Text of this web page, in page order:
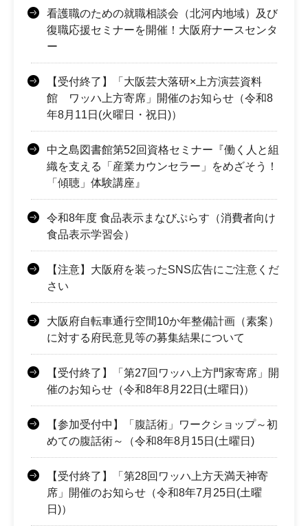
看護職のための就職相談会（北河内地域）及び
復職応援セミナーを開催！大阪府ナースセンタ
ー
【受付終了】「大阪芸大落研×上方演芸資料
館 ワッハ上方寄席」開催のお知らせ（令和8
年8月11日(火曜日・祝日)）
中之島図書館第52回資格セミナー『働く人と組
織を支える「産業カウンセラー」をめざそう！
「傾聴」体験講座』
令和8年度 食品表示まなびぷらす（消費者向け
食品表示学習会）
【注意】大阪府を装ったSNS広告にご注意くだ
さい
大阪府自転車通行空間10か年整備計画（素案）
に対する府民意見等の募集結果について
【受付終了】「第27回ワッハ上方門家寄席」開
催のお知らせ（令和8年8月22日(土曜日)）
【参加受付中】「腹話術」ワークショップ～初
めての腹話術～（令和8年8月15日(土曜日)
【受付終了】「第28回ワッハ上方天満天神寄
席」開催のお知らせ（令和8年7月25日(土曜
日)）